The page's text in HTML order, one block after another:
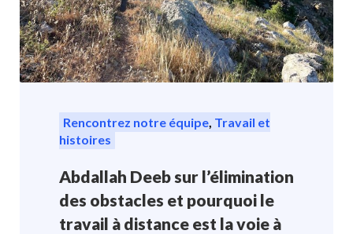
Rencontrez notre équipe Travail et
histoires
Abdallah Deeb sur l’élimination
des obstacles et pourquoi le
travail à distance est la voie à